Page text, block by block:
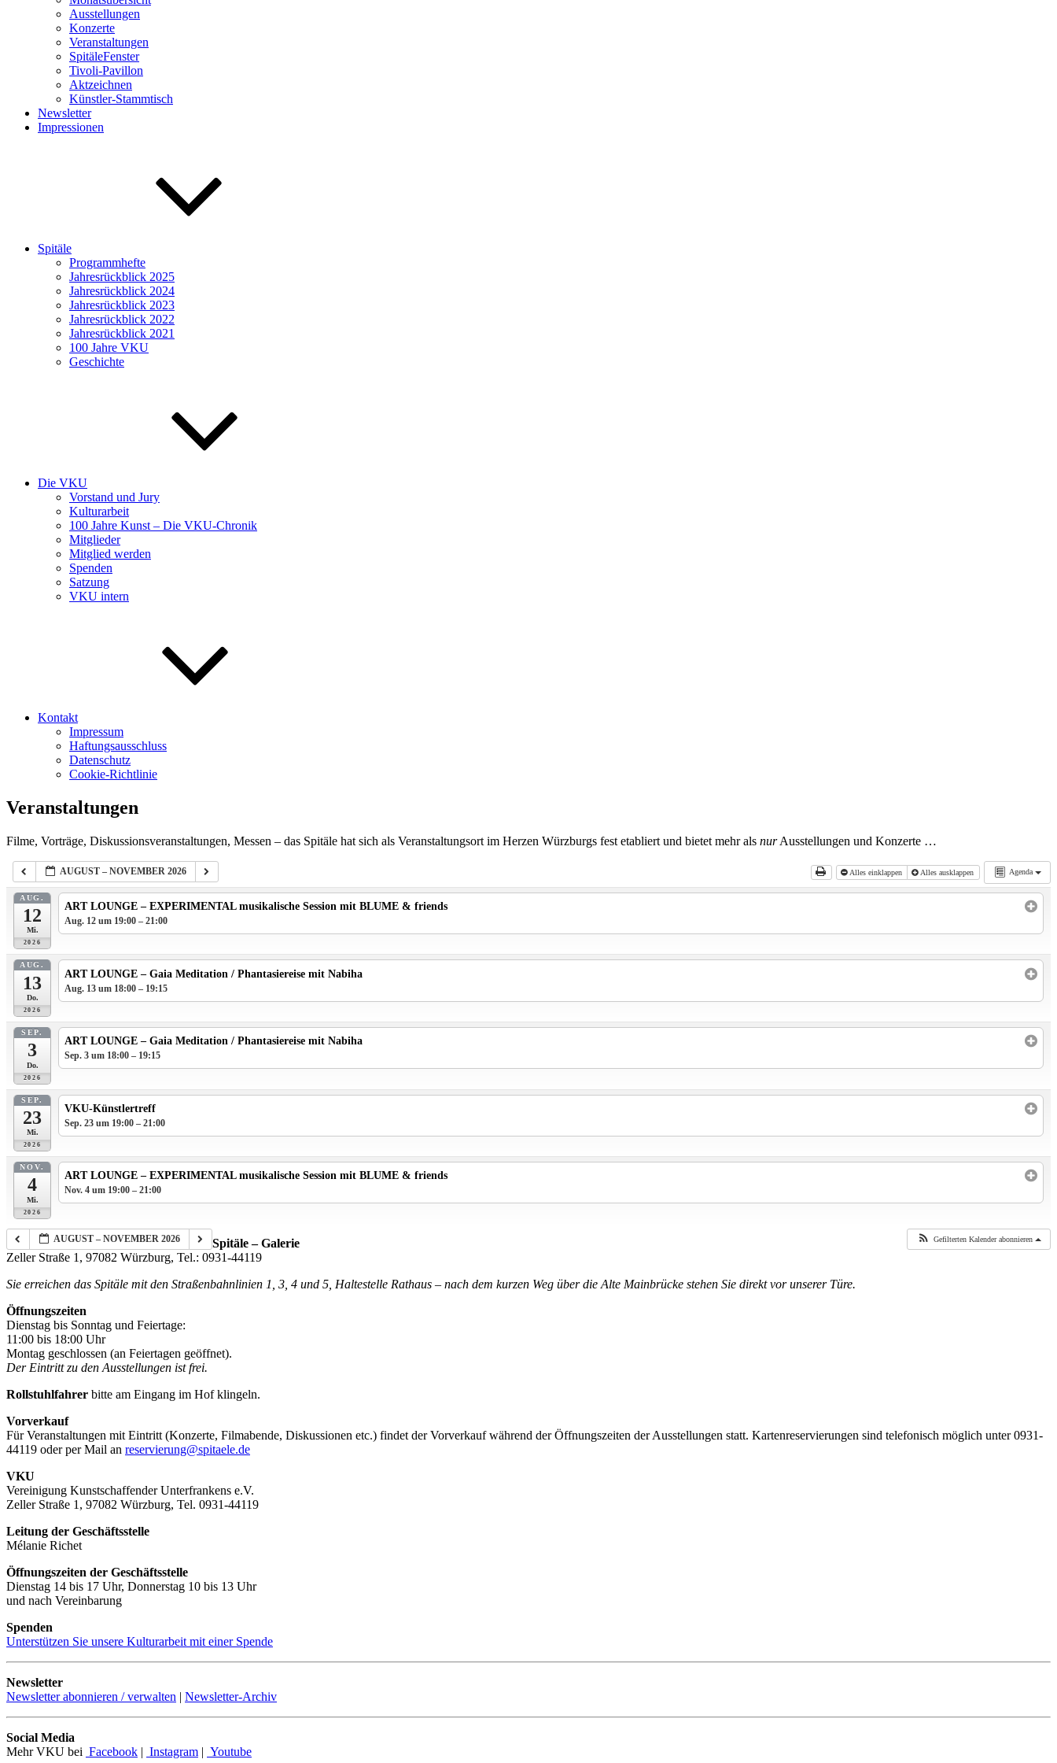
Ausstellungen
Konzerte
Veranstaltungen
SpitäleFenster
Tivoli-Pavillon
Aktzeichnen
Künstler-Stammtisch
Newsletter
Impressionen
Spitäle
Programmhefte
Jahresrückblick 2025
Jahresrückblick 2024
Jahresrückblick 2023
Jahresrückblick 2022
Jahresrückblick 2021
100 Jahre VKU
Geschichte
Die VKU
Vorstand und Jury
Kulturarbeit
100 Jahre Kunst – Die VKU-Chronik
Mitglieder
Mitglied werden
Spenden
Satzung
VKU intern
Kontakt
Impressum
Haftungsausschluss
Datenschutz
Cookie-Richtlinie
Veranstaltungen
Filme, Vorträge, Diskussionsveranstaltungen, Messen – das Spitäle hat sich als Veranstaltungsort im Herzen Würzburgs fest etabliert und bietet mehr als nurAusstellungen und Konzerte …
Agenda
AUGUST – NOVEMBER 2026 Alles einklappen Alles ausklappen
AUG.
12
Mi.
2026
ART LOUNGE – EXPERIMENTAL musikalische Session mit BLUME & friends
Aug. 12 um 19:00 – 21:00
AUG.
13
Do.
2026
ART LOUNGE – Gaia Meditation / Phantasiereise mit Nabiha
Aug. 13 um 18:00 – 19:15
SEP.
3
Do.
2026
ART LOUNGE – Gaia Meditation / Phantasiereise mit Nabiha
Sep. 3 um 18:00 – 19:15
SEP.
23
Mi.
2026
VKU-Künstlertreff
Sep. 23 um 19:00 – 21:00
NOV.
4
Mi.
2026
ART LOUNGE – EXPERIMENTAL musikalische Session mit BLUME & friends
Nov. 4 um 19:00 – 21:00
AUGUST – NOVEMBER 2026 Gefilterten Kalender abonnieren
Spitäle – Galerie
Zeller Straße 1, 97082 Würzburg, Tel.: 0931-44119
Sie erreichen das Spitäle mit den Straßenbahnlinien 1, 3, 4 und 5, Haltestelle Rathaus – nach dem kurzen Weg über die Alte Mainbrücke stehen Sie direkt vor unserer Türe.
Öffnungszeiten
Dienstag bis Sonntag und Feiertage:
11:00 bis 18:00 Uhr
Montag geschlossen (an Feiertagen geöffnet).
Der Eintritt zu den Ausstellungen ist frei.
Rollstuhlfahrer bitte am Eingang im Hof klingeln.
Vorverkauf
Für Veranstaltungen mit Eintritt (Konzerte, Filmabende, Diskussionen etc.) findet der Vorverkauf während der Öffnungszeiten der Ausstellungen statt. Kartenreservierungen sind telefonisch möglich unter 0931-
44119 oder per Mail an reservierung@spitaele.de
VKU
Vereinigung Kunstschaffender Unterfrankens e.V.
Zeller Straße 1, 97082 Würzburg, Tel. 0931-44119
Leitung der Geschäftsstelle
Mélanie Richet
Öffnungszeiten der Geschäftsstelle
Dienstag 14 bis 17 Uhr, Donnerstag 10 bis 13 Uhr
und nach Vereinbarung
Spenden
Unterstützen Sie unsere Kulturarbeit mit einer Spende
Newsletter
Newsletter abonnieren / verwalten | Newsletter-Archiv
Social Media
Mehr VKU bei Facebook | Instagram | Youtube